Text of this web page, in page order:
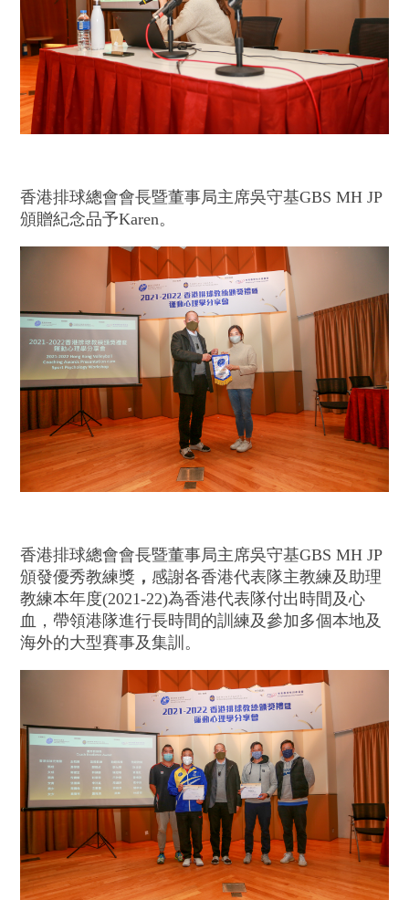
香港排球總會會長暨董事局主席吳守基GBS MH JP
頒贈紀念品予Karen。
香港排球總會會長暨董事局主席吳守基GBS MH JP
頒發優秀教練獎 ， 感謝各香港代表隊主教練及助理
教練本年度(2021-22)為香港代表隊付出時間及心
血，帶領港隊進行長時間的訓練及參加多個本地及
海外的大型賽事及集訓。